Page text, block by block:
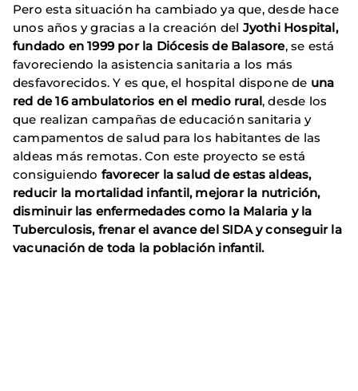
Pero esta situación ha cambiado ya que, desde hace
unos años y gracias a la creación del Jyothi Hospital,
fundado en 1999 por la Diócesis de Balasore, se está
favoreciendo la asistencia sanitaria a los más
desfavorecidos. Y es que, el hospital dispone de una
red de 16 ambulatorios en el medio rural, desde los
que realizan campañas de educación sanitaria y
campamentos de salud para los habitantes de las
aldeas más remotas. Con este proyecto se está
consiguiendo favorecer la salud de estas aldeas,
reducir la mortalidad infantil, mejorar la nutrición,
disminuir las enfermedades como la Malaria y la
Tuberculosis, frenar el avance del SIDA y conseguir la
vacunación de toda la población infantil.